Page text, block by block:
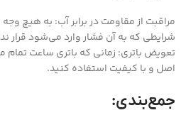
مراقبت از مقاومت در برابر آب: به هیچ وجه
شرایطی که به آن فشار وارد می‌شود قرار
تعویض باتری: زمانی که باتری ساعت تمام
اصل و با کیفیت استفاده کنید.
جمع‌بندی: